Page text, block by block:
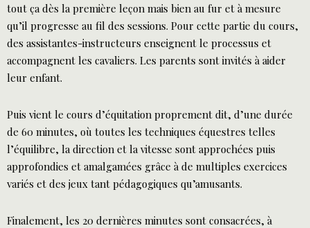
tout ça dès la première leçon mais bien au fur et à mesure
qu’il progresse au fil des sessions. Pour cette partie du cours,
des assistantes-instructeurs enseignent le processus et
accompagnent les cavaliers. Les parents sont invités à aider
leur enfant.
Puis vient le cours d’équitation proprement dit, d’une durée
de 60 minutes, où toutes les techniques équestres telles
l’équilibre, la direction et la vitesse sont approchées puis
approfondies et amalgamées grâce à de multiples exercices
variés et des jeux tant pédagogiques qu’amusants.
Finalement, les 20 dernières minutes sont consacrées, à